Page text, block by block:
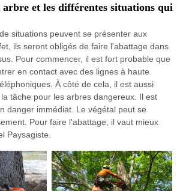
et les différentes situations qui
situations peuvent se présenter aux
ils seront obligés de faire l'abattage dans
Pour commencer, il est fort probable que
en contact avec des lignes à haute
À côté de cela, il est aussi
tâche pour les arbres dangereux. Il est
danger immédiat. Le végétal peut se
Pour faire l'abattage, il vaut mieux
Paysagiste.